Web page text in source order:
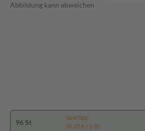
Abbildung kann abweichen
96 St
Spartipp
(0,35 € / 1 St)